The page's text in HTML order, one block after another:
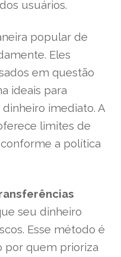
usuários.
popular de
Eles
em questão
ideais para
imediato. A
limites de
a política
seu dinheiro
Esse método é
quem prioriza